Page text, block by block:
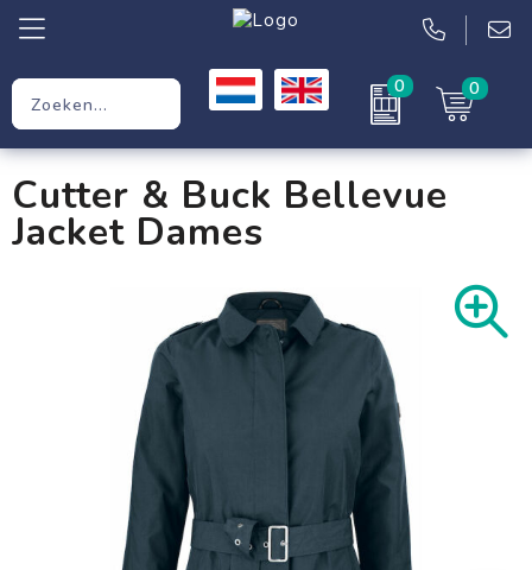
0 0
Werkkleding
Kleding
Cutter & Buck Bellevue
Jacket Dames